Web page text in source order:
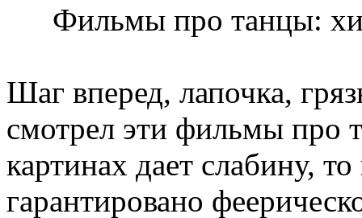
Фильмы про танцы:
Шаг вперед, лапочка,
смотрел эти фильмы про
картинах дает слабину, то
гарантировано